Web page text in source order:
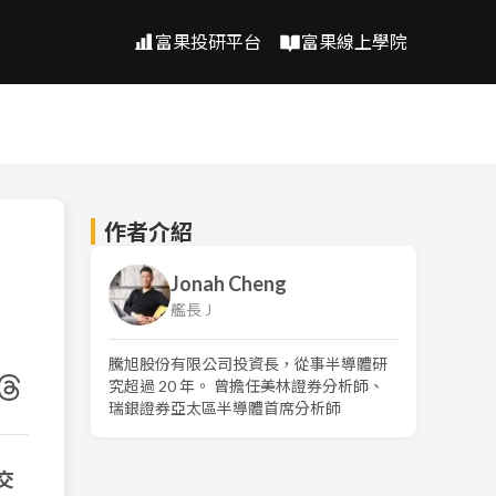
富果投研平台 富果線上學院
作者介紹
Jonah Cheng
艦長 J
騰旭股份有限公司投資長，從事半導體研
究超過 20 年。 曾擔任美林證券分析師、
瑞銀證券亞太區半導體首席分析師